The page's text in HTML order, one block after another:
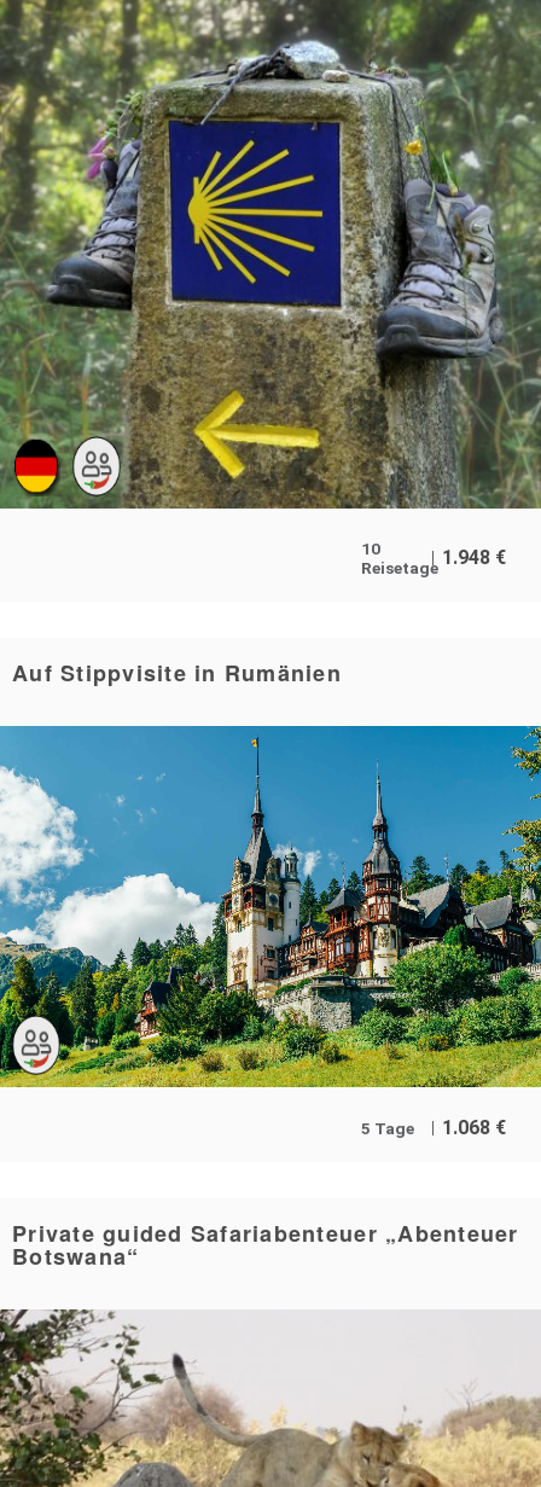
10
Reisetage 1.948 €
Auf Stippvisite in Rumänien
5 Tage 1.068 €
Private guided Safariabenteuer „Abenteuer
Botswana“